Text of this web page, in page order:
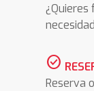
check_circle
Reserva